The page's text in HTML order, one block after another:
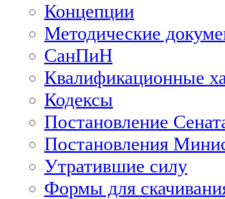
Концепции
Методические
СанПиН
Квалификационные
Кодексы
Постановление
Постановления
Утратившие силу
Формы для